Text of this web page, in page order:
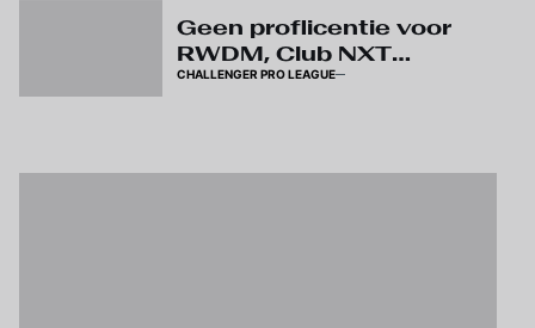
Geen proflicentie voor
RWDM, Club NXT
verzekert behoud
CHALLENGER PRO LEAGUE